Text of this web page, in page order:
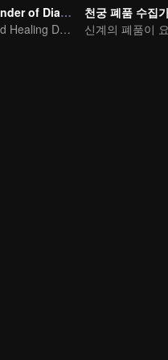
The Founder of Diabolism Q
Warm and Healing Daily Life
천궁 폐품 수집